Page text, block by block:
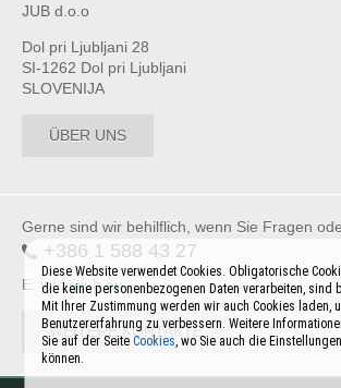
JUB d.o.o
Dol pri Ljubljani 28
SI-1262 Dol pri Ljubljani
SLOVENIJA
ÜBER UNS
Gerne sind wir behilflich, wenn Sie Fragen
+386 1 588 43 27
E: info@jub.eu
WEITERE KONTAKTE
Diese Website verwendet Cookies. Obligatorische
die keine personenbezogenen Daten verarbeiten, sind
Mit Ihrer Zustimmung werden wir auch Cookies laden,
Benutzererfahrung zu verbessern. Weitere
Sie auf der SeiteCookies, wo Sie auch die
können.